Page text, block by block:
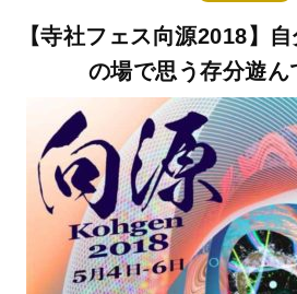
【寺社フェス向源2018】
の場で思う存分遊ん